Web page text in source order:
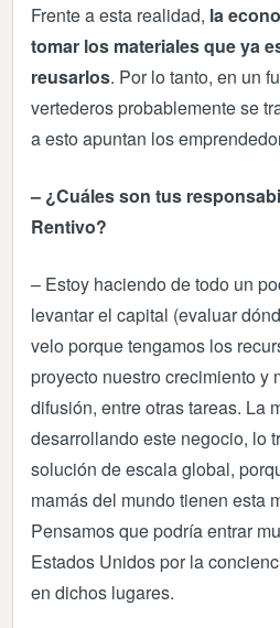
Frente a esta realidad, la
tomar los materiales que ya
reusarlos. Por lo tanto, en un
vertederos probablemente se
a esto apuntan los
– ¿Cuáles son tus
Rentivo?
– Estoy haciendo de todo un
levantar el capital (evaluar
velo porque tengamos los
proyecto nuestro crecimiento y
difusión, entre otras tareas. La
desarrollando este negocio, lo
solución de escala global,
mamás del mundo tienen esta
Pensamos que podría entrar
Estados Unidos por la
en dichos lugares.